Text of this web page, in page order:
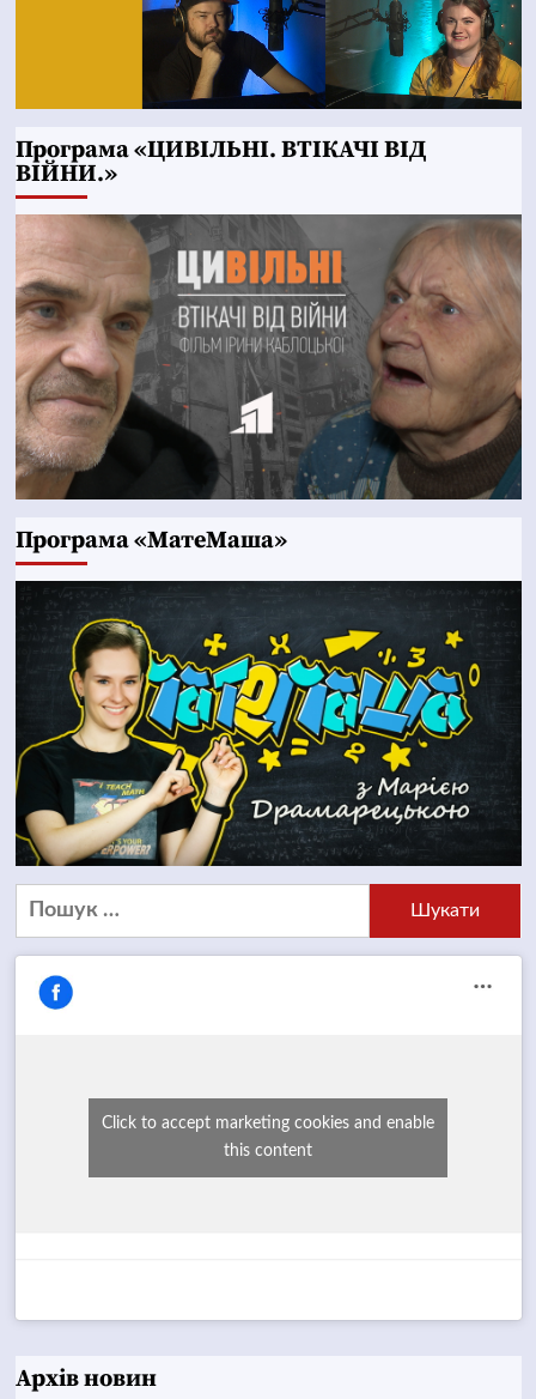
Програма «ЦИВІЛЬНІ. ВТІКАЧІ ВІД
ВІЙНИ.»
Програма «МатеМаша»
Пошук:
Click to accept marketing cookies and enable
this content
Архів новин